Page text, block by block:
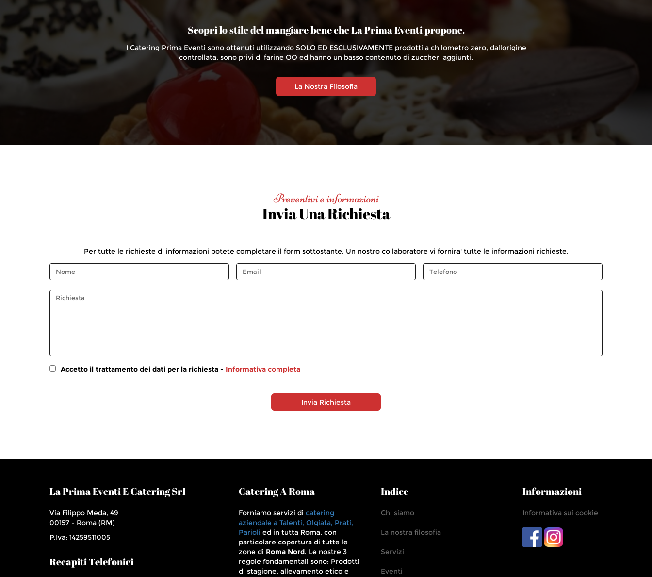
Scopri lo stile del mangiare bene che La Prima Eventi propone.
I Catering Prima Eventi sono ottenuti utilizzando SOLO ED ESCLUSIVAMENTE prodotti a chilometro zero, dallorigine
controllata, sono privi di farine OO ed hanno un basso contenuto di zuccheri aggiunti.
La Nostra Filosofia
Preventivi e informazioni
Invia Una Richiesta
Per tutte le richieste di informazioni potete completare il form sottostante. Un nostro collaboratore vi fornira' tutte le informazioni richieste.
Accetto il trattamento dei dati per la richiesta - Informativa completa
Invia Richiesta
La Prima Eventi E Catering Srl
Via Filippo Meda, 49
00157 - Roma (RM)
P.Iva: 14259511005
Recapiti Telefonici
Catering A Roma
Forniamo servizi di catering
aziendale a Talenti, Olgiata, Prati,
Parioli ed in tutta Roma, con
particolare copertura di tutte le
zone di Roma Nord. Le nostre 3
regole fondamentali sono: Prodotti
di stagione, allevamento etico e
Indice
Chi siamo
La nostra filosofia
Servizi
Eventi
Informazioni
Informativa sui cookie